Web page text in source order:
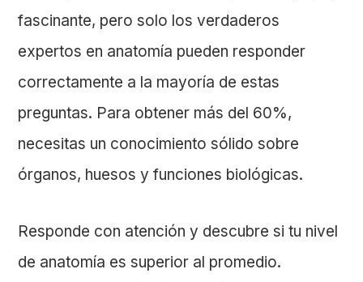
fascinante, pero solo los verdaderos
expertos en anatomía pueden responder
correctamente a la mayoría de estas
preguntas. Para obtener más del 60%,
necesitas un conocimiento sólido sobre
órganos, huesos y funciones biológicas.
Responde con atención y descubre si tu nivel
de anatomía es superior al promedio.